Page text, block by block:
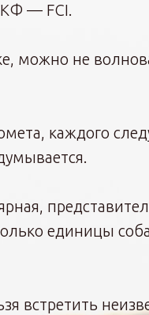
— FCI.
можно не
каждого
единицы
встретить